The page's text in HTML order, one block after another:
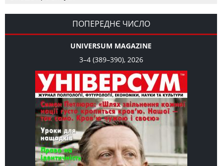
СЛОВО РЕДАКЦІЙНЕ Олег К. Романчук Журавель і синиця
як уособлення української політстратегії й тактики
ПОПЕРЕДНЄ ЧИСЛО
UNIVERSUM MAGAZINE
3–4 (389–390), 2026